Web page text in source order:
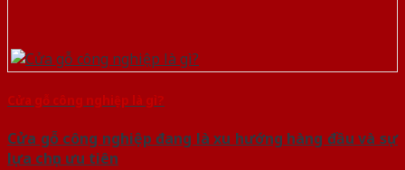
Cửa gỗ công nghiệp là gì?
Cửa gỗ công nghiệp đang là xu hướng hàng đầu và sự
lựa chọn ưu tiên